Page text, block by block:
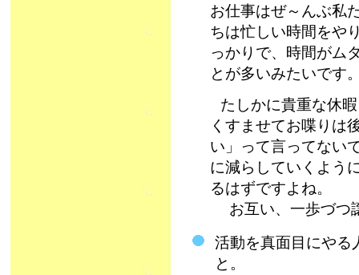
お仕事はぜ～んぶ私
ちは忙しい時間をや
っかりで、時間がム
とが多いみたいです
たしかに貴重な休
くすませてお喋りは
い」って言ってない
に減らしていくよう
るはずですよね。
お互い、一歩づつ
活動を真面目にやる
と。